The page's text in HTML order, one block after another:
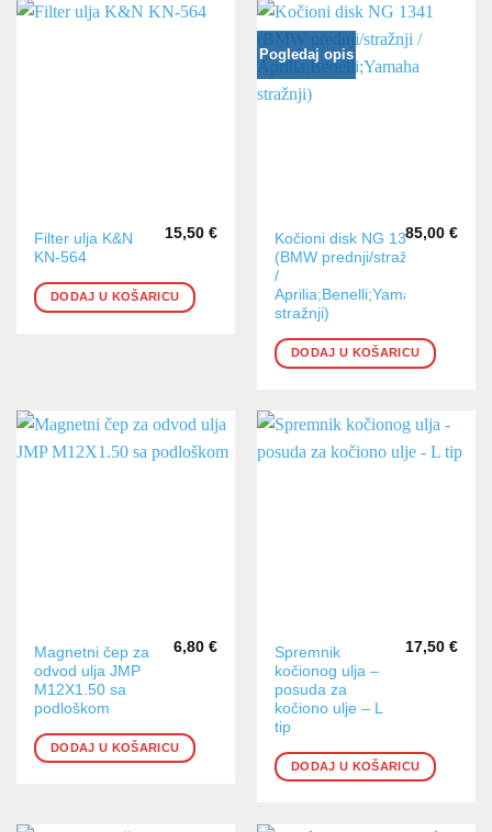
Filter ulja K&N
KN-564
15,50 €
DODAJ U KOŠARICU
Pogledaj opis
Kočioni disk NG 1341
(BMW prednji/stražnji
/
Aprilia;Benelli;Yamaha
stražnji)
85,00 €
DODAJ U KOŠARICU
Magnetni čep za
odvod ulja JMP
M12X1.50 sa
podloškom
6,80 €
DODAJ U KOŠARICU
Spremnik
kočionog ulja –
posuda za
kočiono ulje – L
tip
17,50 €
DODAJ U KOŠARICU